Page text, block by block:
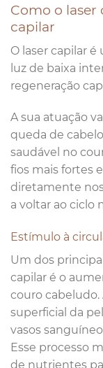
Como o laser
capilar
O laser capilar
luz de baixa
regeneração
A sua atuação
queda de
saudável no
fios mais fortes
diretamente
a voltar ao ciclo
Estímulo à
Um dos
capilar é o
couro cabeludo.
superficial da
vasos
Esse processo
de nutrientes